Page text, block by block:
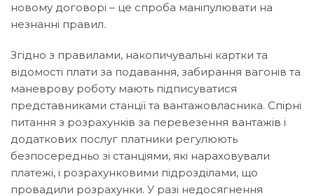
новому договорі – це спроба маніпулювати на
незнанні правил.
Згідно з правилами, накопичувальні картки та
відомості плати за подавання, забирання вагонів та
маневрову роботу мають підписуватися
представниками станції та вантажовласника. Спірні
питання з розрахунків за перевезення вантажів і
додаткових послуг платники регулюють
безпосередньо зі станціями, які нараховували
платежі, і розрахунковими підрозділами, що
провадили розрахунки. У разі недосягнення